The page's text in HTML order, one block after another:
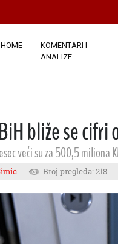
HOME
KOMENTARI I
ANALIZE
bliže se
veći su za 500,5 miliona
Broj pregleda: 218